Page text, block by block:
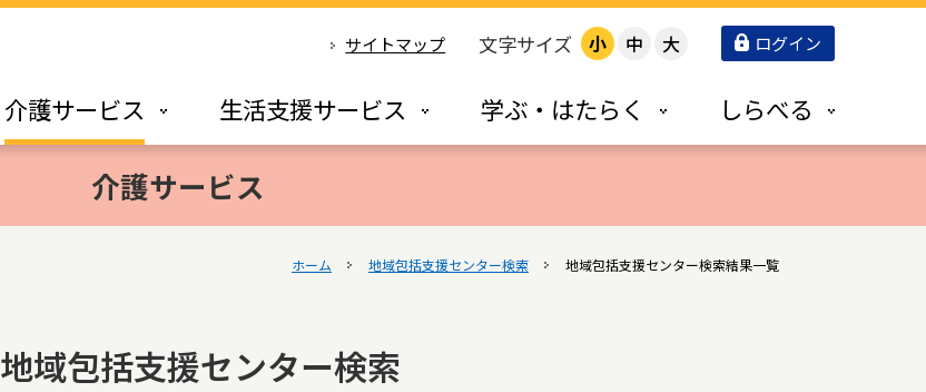
サイトマップ 文字サイズ 小 中 大 ログイン
介護サービス 生活支援サービス 学ぶ・はたらく しらべる
介護サービス
ホーム 地域包括支援センター検索 地域包括支援センター検索結果一覧
地域包括支援センター検索